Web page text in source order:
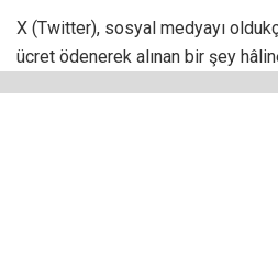
X (Twitter), sosyal medyayı
ücret ödenerek alınan bir şey